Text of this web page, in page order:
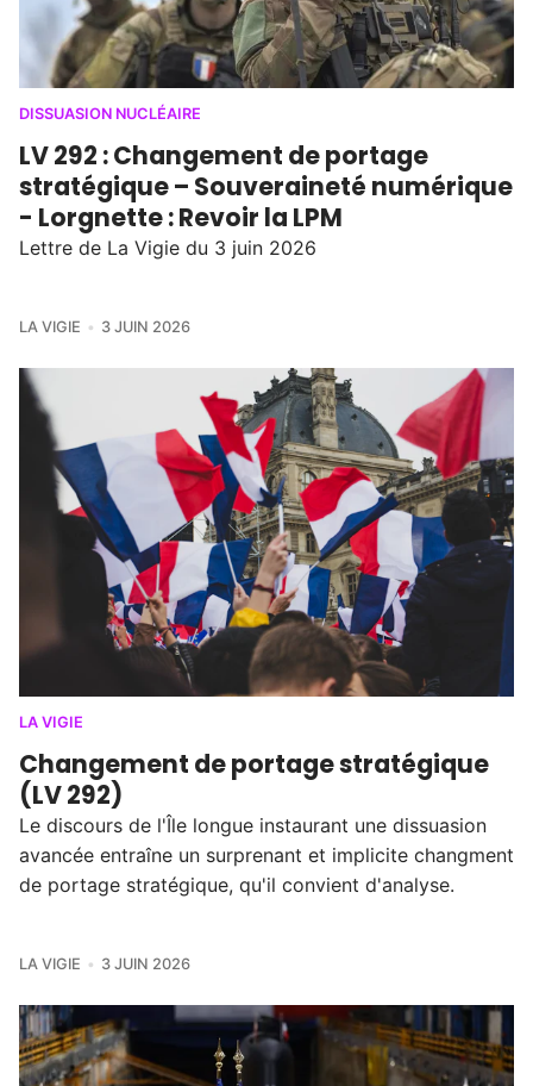
DISSUASION NUCLÉAIRE
LV 292 : Changement de portage
stratégique – Souveraineté numérique
- Lorgnette : Revoir la LPM
Lettre de La Vigie du 3 juin 2026
LA VIGIE 3 JUIN 2026
LA VIGIE
Changement de portage stratégique
(LV 292)
Le discours de l'Île longue instaurant une dissuasion
avancée entraîne un surprenant et implicite changment
de portage stratégique, qu'il convient d'analyse.
LA VIGIE 3 JUIN 2026